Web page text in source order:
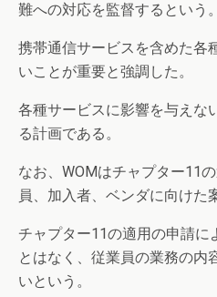
難への対応を監督するという。
携帯通信サービスを含めた各
いことが重要と強調した。
各種サービスに影響を与えな
る計画である。
なお、WOMはチャプター11
員、加入者、ベンダに向けた
チャプター11の適用の申請に
とはなく、従業員の業務の内
いという。